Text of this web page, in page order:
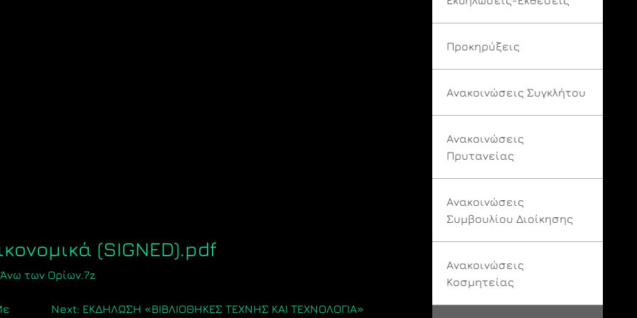
(SIGNED).pdf
των Ορίων.7z
Next: ΕΚΔΗΛΩΣΗ «ΒΙΒΛΙΟΘΗΚΕΣ ΤΕΧΝΗΣ ΚΑΙ ΤΕΧΝΟΛΟΓΙΑ»
Προκηρύξεις
Ανακοινώσεις Συγκλήτου
Ανακοινώσεις
Πρυτανείας
Ανακοινώσεις
Συμβουλίου Διοίκησης
Ανακοινώσεις
Κοσμητείας